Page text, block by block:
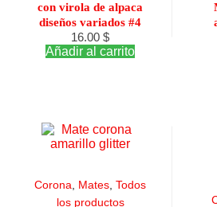
con virola de alpaca
diseños variados #4
16.00$
Añadir al carrito
Corona Mates ,Todos
los productos